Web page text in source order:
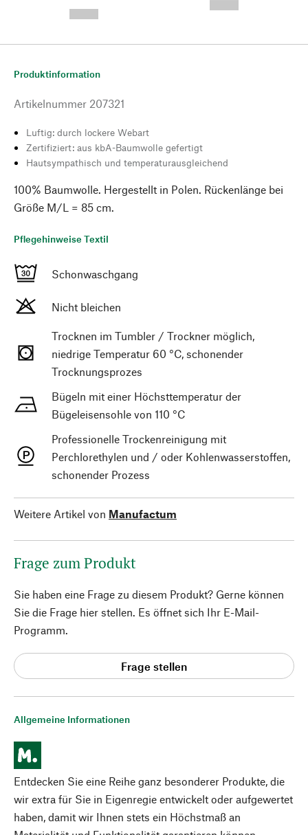
Allgemeine Informationen
Entdecken Sie eine Reihe ganz besonderer Produkte, die
wir extra für Sie in Eigenregie entwickelt oder aufgewertet
haben, damit wir Ihnen stets ein Höchstmaß an
Produktinformation
Artikelnummer 207321
Luftig: durch lockere Webart
Zertifiziert: aus kbA-Baumwolle gefertigt
Hautsympathisch und temperaturausgleichend
100% Baumwolle. Hergestellt in Polen. Rückenlänge bei
Größe M/L = 85 cm.
Pflegehinweise Textil
Schonwaschgang
Nicht bleichen
Trocknen im Tumbler / Trockner möglich,
niedrige Temperatur 60 °C, schonender
Trocknungsprozes
Bügeln mit einer Höchsttemperatur der
Bügeleisensohle von 110 °C
Professionelle Trockenreinigung mit
Perchlorethylen und / oder Kohlenwasserstoffen,
schonender Prozess
Weitere Artikel von Manufactum
Frage zum Produkt
Sie haben eine Frage zu diesem Produkt? Gerne können
Sie die Frage hier stellen. Es öffnet sich Ihr E-Mail-
Programm.
Frage stellen